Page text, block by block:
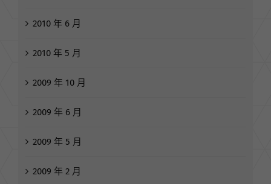
2010 年 6 月
2010 年 5 月
2009 年 10 月
2009 年 6 月
2009 年 5 月
2009 年 2 月